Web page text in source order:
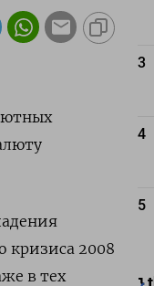
кризиса 2008
в тех
3
4
5